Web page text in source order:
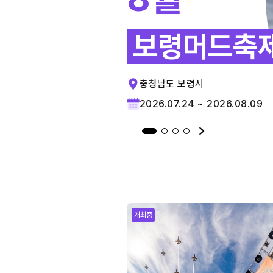
보령머드축
충청남도 보령시
2026.07.24 ~ 2026.08.09
개최중